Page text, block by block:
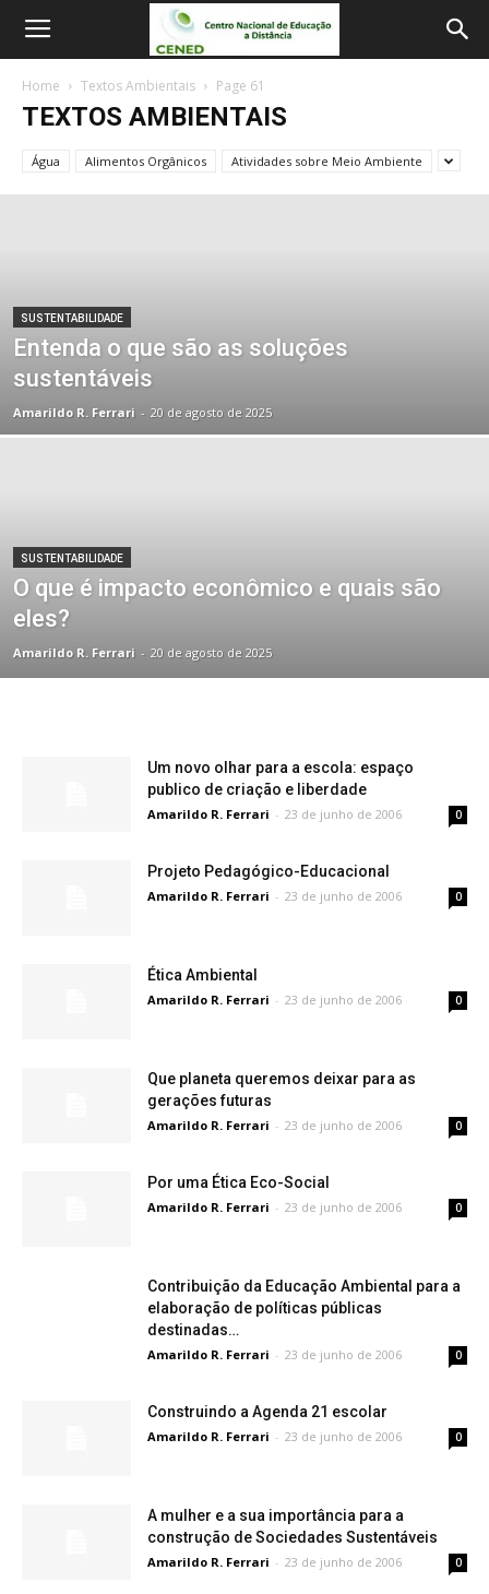
Home Textos Ambientais Page 61
TEXTOS AMBIENTAIS
Água Alimentos Orgânicos Atividades sobre Meio Ambiente
SUSTENTABILIDADE
Entenda o que são as soluções
sustentáveis
Amarildo R. Ferrari - 20 de agosto de 2025
SUSTENTABILIDADE
O que é impacto econômico e quais são
eles?
Amarildo R. Ferrari - 20 de agosto de 2025
Um novo olhar para a escola: espaço
publico de criação e liberdade
Amarildo R. Ferrari - 23 de junho de 2006 0
Projeto Pedagógico-Educacional
Amarildo R. Ferrari - 23 de junho de 2006 0
Ética Ambiental
Amarildo R. Ferrari - 23 de junho de 2006 0
Que planeta queremos deixar para as
gerações futuras
Amarildo R. Ferrari - 23 de junho de 2006 0
Por uma Ética Eco-Social
Amarildo R. Ferrari - 23 de junho de 2006 0
Contribuição da Educação Ambiental para a
elaboração de políticas públicas
destinadas…
Amarildo R. Ferrari - 23 de junho de 2006 0
Construindo a Agenda 21 escolar
Amarildo R. Ferrari - 23 de junho de 2006 0
A mulher e a sua importância para a
construção de Sociedades Sustentáveis
Amarildo R. Ferrari - 23 de junho de 2006 0